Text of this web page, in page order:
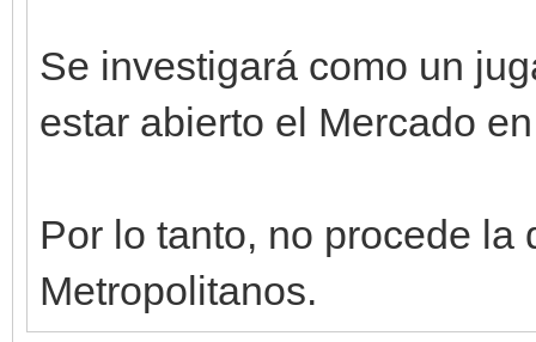
Se investigará como un
estar abierto el Mercado
Por lo tanto, no procede
Metropolitanos.